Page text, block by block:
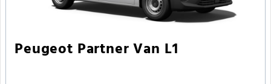
Peugeot Partner Van L1